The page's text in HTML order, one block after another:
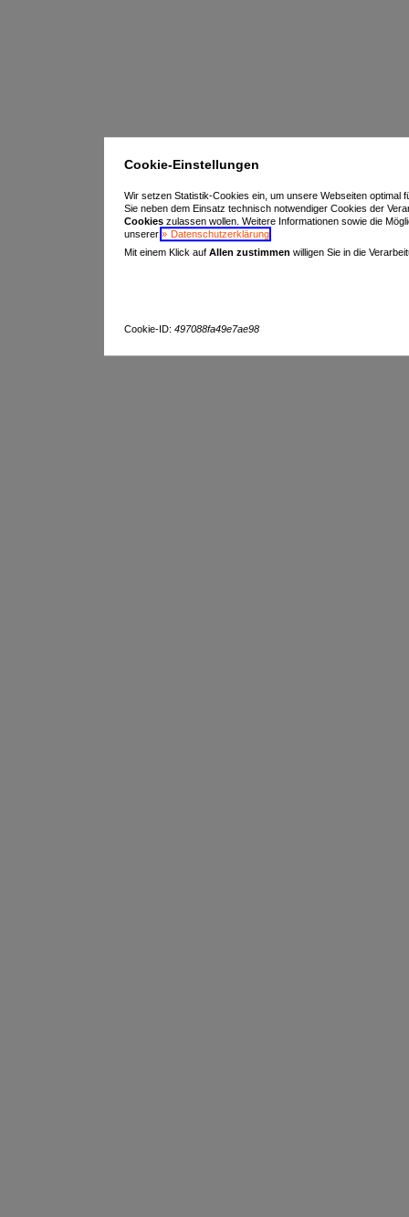
Cookie-Einstellungen
Wir setzen Statistik-Cookies ein, um unsere Webseiten
Sie neben dem Einsatz technisch notwendiger Cookies der
Cookieszulassen wollen. Weitere Informationen sowie die
unserer
Datenschutzerklärung.
Mit einem Klick auf Allen zustimmen willigen Sie in die
Cookie-ID: 497088fa49e7ae98